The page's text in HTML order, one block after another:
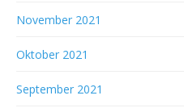
November 2021
Oktober 2021
September 2021